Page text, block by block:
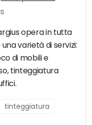
opera in tutta
varietà di servizi:
di mobili e
tinteggiatura
tinteggiatura